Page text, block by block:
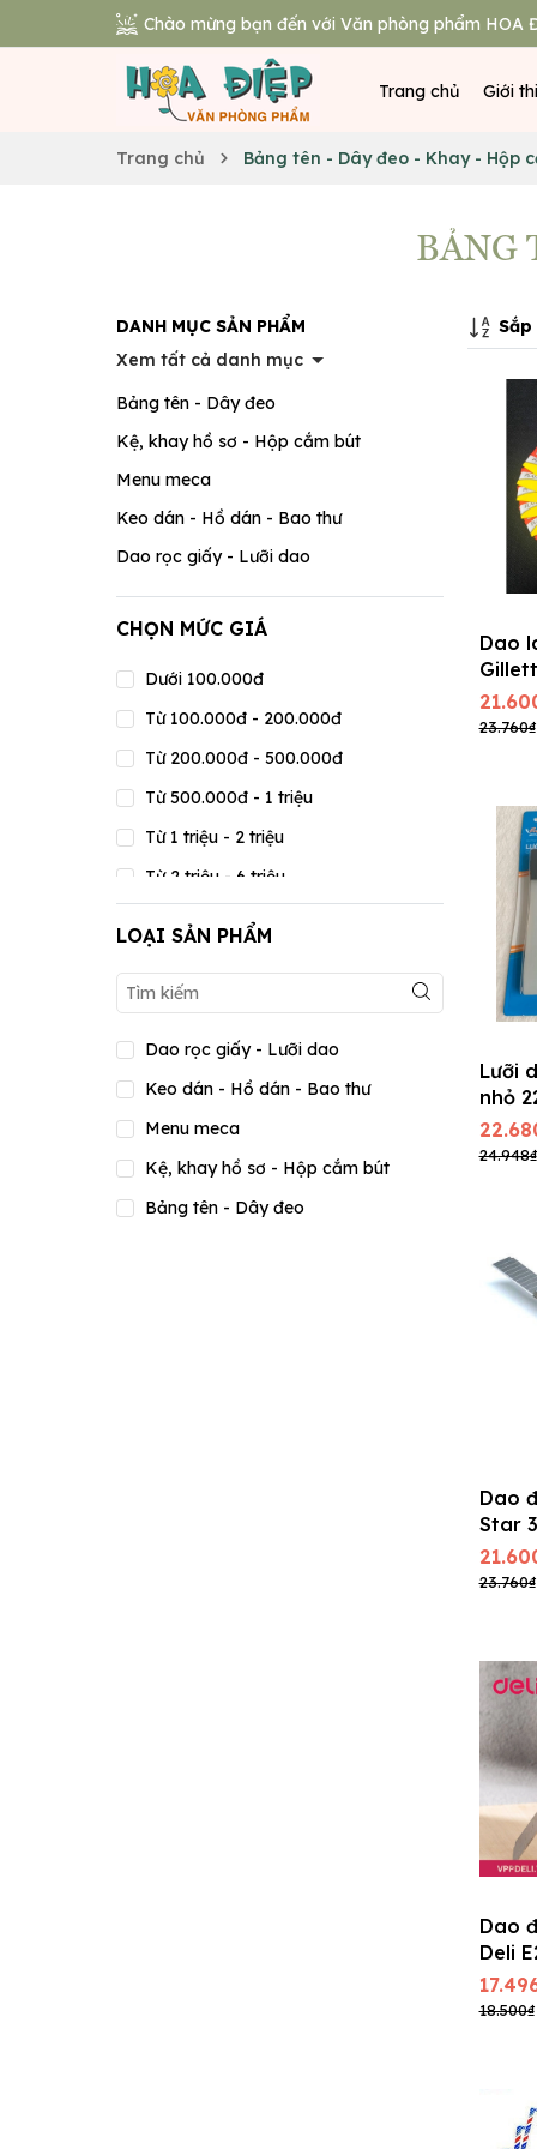
Chào mừng bạn đến với Văn phòng phẩm HOA
Trang chủ Giới
Trang chủ Bảng tên - Dây đeo - Khay - Hộp
BẢNG
DANH MỤC SẢN PHẨM
Xem tất cả danh mục
Bảng tên - Dây đeo
Kệ, khay hồ sơ - Hộp cắm bút
Menu meca
Keo dán - Hồ dán - Bao thư
Dao rọc giấy - Lưỡi dao
CHỌN MỨC GIÁ
Dưới 100.000đ
Từ 100.000đ - 200.000đ
Từ 200.000đ - 500.000đ
Từ 500.000đ - 1 triệu
Từ 1 triệu - 2 triệu
Từ 2 triệu - 6 triệu
Từ 6 triệu - 15 triệu
Trên 20 triệu
LOẠI SẢN PHẨM
Dao rọc giấy - Lưỡi dao
Keo dán - Hồ dán - Bao thư
Menu meca
Kệ, khay hồ sơ - Hộp cắm bút
Bảng tên - Dây đeo
Sắp
Dao
lưỡi +
23.760₫
Lưỡi
nhỏ
9mm
24.948₫
Dao
Star
êm
23.760₫
Dao
Deli
độ)
18.500₫